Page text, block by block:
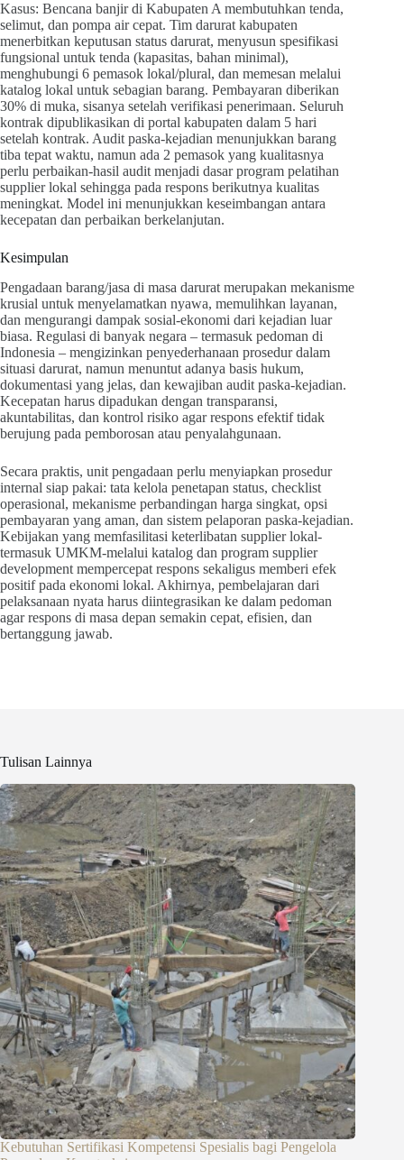
Kasus: Bencana banjir di Kabupaten A membutuhkan tenda,
selimut, dan pompa air cepat. Tim darurat kabupaten
menerbitkan keputusan status darurat, menyusun spesifikasi
fungsional untuk tenda (kapasitas, bahan minimal),
menghubungi 6 pemasok lokal/plural, dan memesan melalui
katalog lokal untuk sebagian barang. Pembayaran diberikan
30% di muka, sisanya setelah verifikasi penerimaan. Seluruh
kontrak dipublikasikan di portal kabupaten dalam 5 hari
setelah kontrak. Audit paska-kejadian menunjukkan barang
tiba tepat waktu, namun ada 2 pemasok yang kualitasnya
perlu perbaikan-hasil audit menjadi dasar program pelatihan
supplier lokal sehingga pada respons berikutnya kualitas
meningkat. Model ini menunjukkan keseimbangan antara
kecepatan dan perbaikan berkelanjutan.
Kesimpulan
Pengadaan barang/jasa di masa darurat merupakan mekanisme
krusial untuk menyelamatkan nyawa, memulihkan layanan,
dan mengurangi dampak sosial-ekonomi dari kejadian luar
biasa. Regulasi di banyak negara – termasuk pedoman di
Indonesia – mengizinkan penyederhanaan prosedur dalam
situasi darurat, namun menuntut adanya basis hukum,
dokumentasi yang jelas, dan kewajiban audit paska-kejadian.
Kecepatan harus dipadukan dengan transparansi,
akuntabilitas, dan kontrol risiko agar respons efektif tidak
berujung pada pemborosan atau penyalahgunaan.
Secara praktis, unit pengadaan perlu menyiapkan prosedur
internal siap pakai: tata kelola penetapan status, checklist
operasional, mekanisme perbandingan harga singkat, opsi
pembayaran yang aman, dan sistem pelaporan paska-kejadian.
Kebijakan yang memfasilitasi keterlibatan supplier lokal-
termasuk UMKM-melalui katalog dan program supplier
development mempercepat respons sekaligus memberi efek
positif pada ekonomi lokal. Akhirnya, pembelajaran dari
pelaksanaan nyata harus diintegrasikan ke dalam pedoman
agar respons di masa depan semakin cepat, efisien, dan
bertanggung jawab.
Tulisan Lainnya
Kebutuhan Sertifikasi Kompetensi Spesialis bagi Pengelola